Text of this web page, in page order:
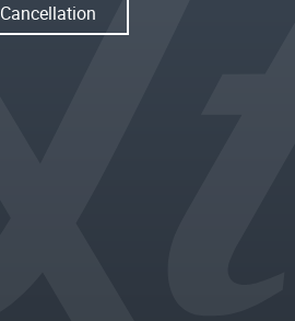
Cancellation